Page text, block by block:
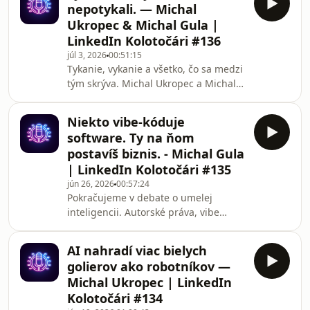
ďalej ako okolo komína — a ako to
môže zmeniť technológia z
Bratislavy.Partneri
epizódy:www.infotech.sk – informačné
systémy pre firmywww.ingos3d.sk –
3D skenovanie a digitalizácia budov
nepotykali. — Michal
Ukropec & Michal Gula |
LinkedIn Kolotočári #136
júl 3, 202600:51:15
Tykanie, vykanie a všetko, čo sa medzi
tým skrýva. Michal Ukropec a Michal
a prečo v kolotočároch nikto
nevyká.Partneri
epizódy:www.infotech.sk – informačné
systémy pre firmywww.ingos3d.sk –
3D skenovanie a digitalizácia budov
Niekto vibe-kóduje
software. Ty na ňom
postavíš biznis. - Michal Gula
| LinkedIn Kolotočári #135
jún 26, 202600:57:24
Pokračujeme v debate o umelej
inteligencii. Autorské práva, vibe
domácností — AI vstupuje všade, kde
by si to najmenej čakal.Partneri
epizódy:www.infotech.sk – informačné
systémy pre firmywww.ingos3d.sk –
AI nahradí viac bielych
golierov ako robotníkov —
Michal Ukropec | LinkedIn
Kolotočári #134